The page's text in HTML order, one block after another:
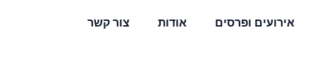
אירועים ופרסים אודות צור קשר